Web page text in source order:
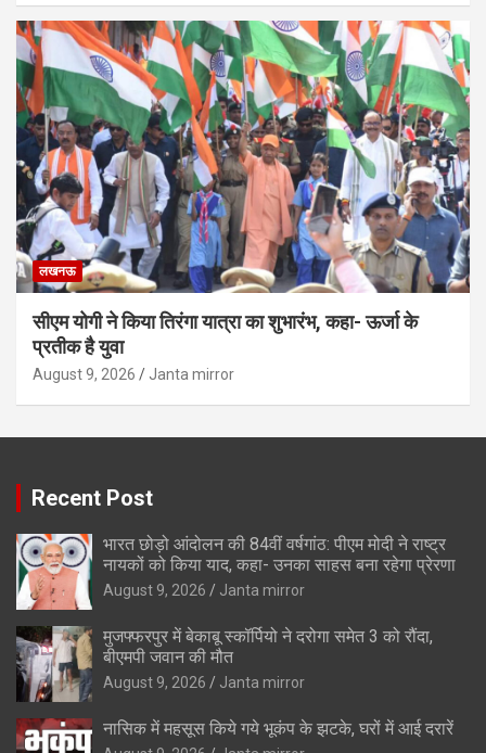
लखनऊ
सीएम योगी ने किया तिरंगा यात्रा का शुभारंभ, कहा- ऊर्जा के
प्रतीक है युवा
August 9, 2026 Janta mirror
Recent Post
भारत छोड़ो आंदोलन की 84वीं वर्षगांठ: पीएम मोदी ने राष्ट्र
नायकों को किया याद, कहा- उनका साहस बना रहेगा प्रेरणा
August 9, 2026 Janta mirror
मुजफ्फरपुर में बेकाबू स्कॉर्पियो ने दरोगा समेत 3 को रौंदा,
बीएमपी जवान की मौत
August 9, 2026 Janta mirror
नासिक में महसूस किये गये भूकंप के झटके, घरों में आई दरारें